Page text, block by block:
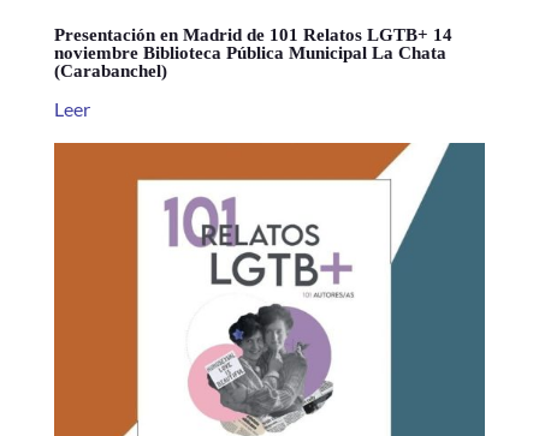
Presentación en Madrid de 101 Relatos LGTB+ 14
noviembre Biblioteca Pública Municipal La Chata
(Carabanchel)
Leer